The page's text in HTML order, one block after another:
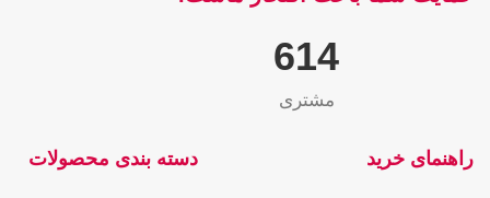
655
مشتری
دسته بندی محصولات راهنمای خرید